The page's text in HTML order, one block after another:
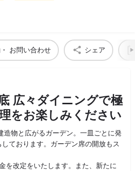
お問い合わせ シェア
広々ダイニングで極
をお楽しみください
造物と広がるガーデン。一皿ごとに発
ております。ガーデン席の開放もス
を改定をいたします。また、新たに